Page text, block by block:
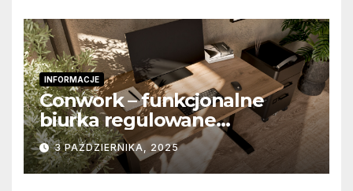
INFORMACJE
Conwork – funkcjonalne
biurka regulowane
stworzone z myślą o
nowoczesnych
przestrzeniach pracy
3 PAŹDZIERNIKA, 2025